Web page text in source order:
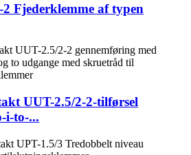
Fjederklemme af typen
UUT-2.5/2-2-tilførsel
i-to-...